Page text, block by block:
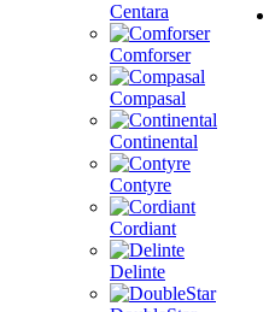
Centara
Comforser
Compasal
Continental
Contyre
Cordiant
Delinte